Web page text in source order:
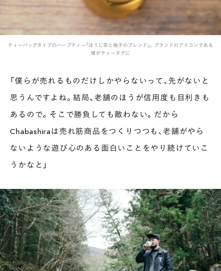
ティーバッグタイプのハーブティー「ほうじ茶と柚子のブレンド」。ブランドのアイコンである
雉がティータグに
「僕らが売れるものだけしかやらないって、先がないと
思うんですよね。結局、老舗のほうが信用度も目利きも
あるので。そこで勝負しても敵わない。だから
Chabashiraは売れ筋商品をつくりつつも、老舗がやら
ないような遊び心のある面白いことをやり続けていこ
うかなと」